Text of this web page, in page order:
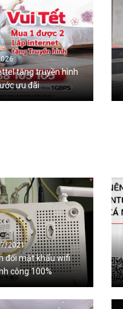
tặng truyền hình
ưu đãi
2021
đổi mật khẩu wifi
công 100%